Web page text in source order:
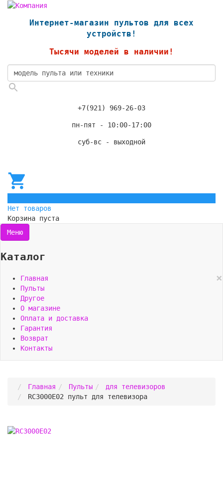
Интернет-магазин пультов для всех
устройств!
Тысячи моделей в наличии!
+7(921) 969-26-03
пн-пят - 10:00-17:00
суб-вс - выходной
Нет товаров
Корзина пуста
Меню
Каталог
×
Главная
Пульты
Другое
О магазине
Оплата и доставка
Гарантия
Возврат
Контакты
Главная Пульты
для телевизоров
RC3000E02 пульт для телевизора